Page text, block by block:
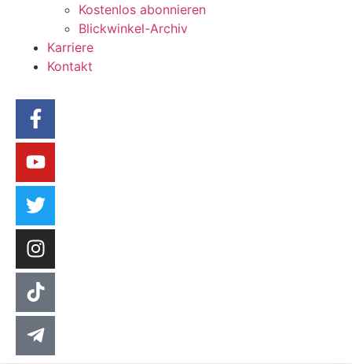
Kostenlos abonnieren
Blickwinkel-Archiv
Karriere
Kontakt